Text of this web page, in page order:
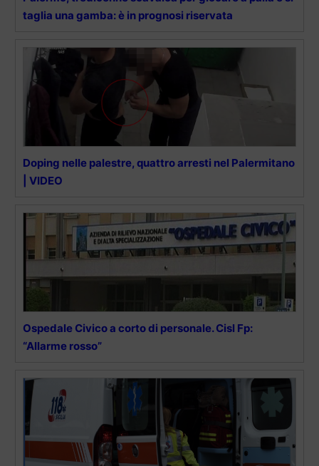
taglia una gamba: è in prognosi riservata
Doping nelle palestre, quattro arresti nel Palermitano
| VIDEO
Ospedale Civico a corto di personale. Cisl Fp:
“Allarme rosso”